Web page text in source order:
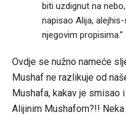
biti uzdignut na
napisao Alija,
njegovim propisima.”
Ovdje se nužno nameće
Mushaf ne razlikuje od
Mushafa, kakav je smisao
Alijinim Mushafom?!!